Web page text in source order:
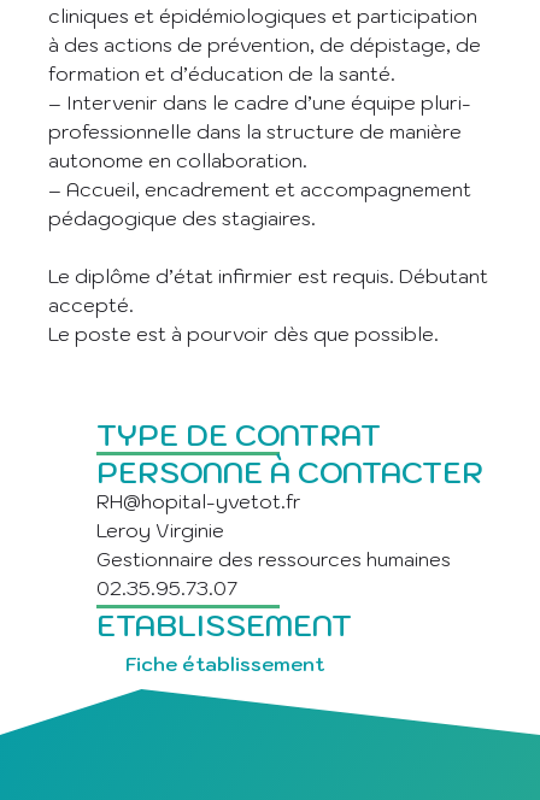
cliniques et épidémiologiques et participation
à des actions de prévention, de dépistage, de
formation et d’éducation de la santé.
– Intervenir dans le cadre d’une équipe pluri-
professionnelle dans la structure de manière
autonome en collaboration.
– Accueil, encadrement et accompagnement
pédagogique des stagiaires.
Le diplôme d’état infirmier est requis. Débutant
accepté.
Le poste est à pourvoir dès que possible.
TYPE DE CONTRAT
PERSONNE À CONTACTER
RH@hopital-yvetot.fr
Leroy Virginie
Gestionnaire des ressources humaines
02.35.95.73.07
ETABLISSEMENT
Fiche établissement